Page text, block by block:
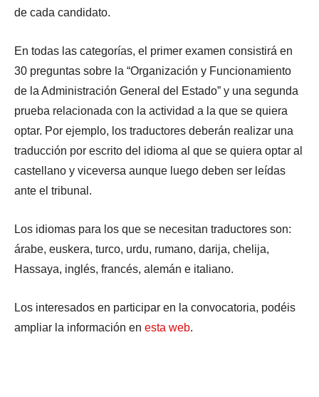
de cada candidato.
En todas las categorías, el primer examen consistirá en
30 preguntas sobre la “Organización y Funcionamiento
de la Administración General del Estado” y una segunda
prueba relacionada con la actividad a la que se quiera
optar. Por ejemplo, los traductores deberán realizar una
traducción por escrito del idioma al que se quiera optar al
castellano y viceversa aunque luego deben ser leídas
ante el tribunal.
Los idiomas para los que se necesitan traductores son:
árabe, euskera, turco, urdu, rumano, darija, chelija,
Hassaya, inglés, francés, alemán e italiano.
Los interesados en participar en la convocatoria, podéis
ampliar la información en esta web.